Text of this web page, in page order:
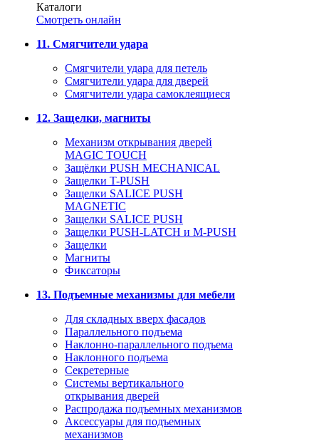
Каталоги
Смотреть онлайн
11. Смягчители удара
Смягчители удара для петель
Смягчители удара для дверей
Cмягчители удара самоклеящиеся
12. Защелки, магниты
Механизм открывания дверей
MAGIC TOUCH
Защёлки PUSH MECHANICAL
Защелки T-PUSH
Защелки SALICE PUSH
MAGNETIC
Защелки SALICE PUSH
Защелки PUSH-LATCH и M-PUSH
Защелки
Магниты
Фиксаторы
13. Подъемные механизмы для мебели
Для складных вверх фасадов
Параллельного подъема
Наклонно-параллельного подъема
Наклонного подъема
Секретерные
Системы вертикального
открывания дверей
Распродажа подъемных механизмов
Аксессуары для подъемных
механизмов